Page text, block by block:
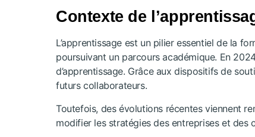
Contexte de
L’apprentissage est un pilier essentiel de la
poursuivant un parcours académique. En
d’apprentissage. Grâce aux dispositifs de
futurs collaborateurs.
Toutefois, des évolutions récentes viennent
modifier les stratégies des entreprises et des